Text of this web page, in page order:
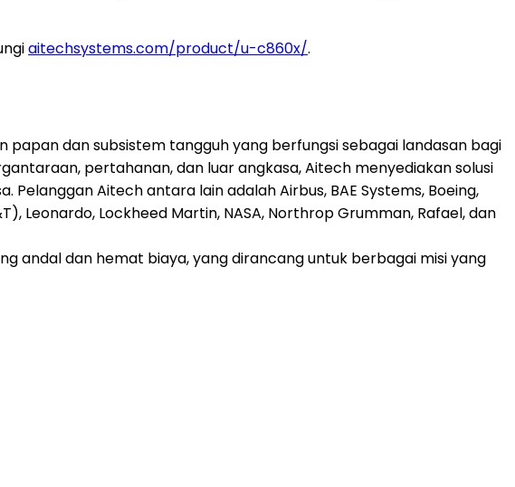
aitechsystems.com/product/u-c860x/.
dan subsistem tangguh yang berfungsi sebagai landasan bagi
pertahanan, dan luar angkasa, Aitech menyediakan solusi
Aitech antara lain adalah Airbus, BAE Systems, Boeing,
Leonardo, Lockheed Martin, NASA, Northrop Grumman, Rafael, dan
andal dan hemat biaya, yang dirancang untuk berbagai misi yang